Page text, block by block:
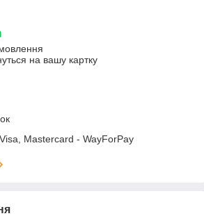
на вашу картку
Mastercard - WayForPay